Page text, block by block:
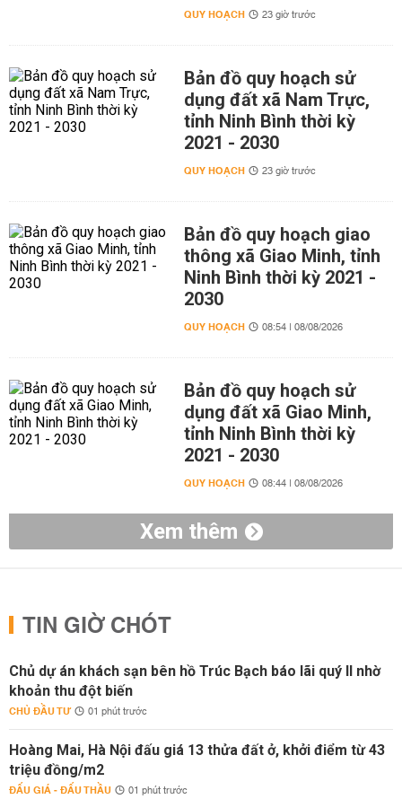
QUY HOẠCH 23 giờ trước
Bản đồ quy hoạch sử
dụng đất xã Nam Trực,
tỉnh Ninh Bình thời kỳ
2021 - 2030
QUY HOẠCH 23 giờ trước
Bản đồ quy hoạch giao
thông xã Giao Minh, tỉnh
Ninh Bình thời kỳ 2021 -
2030
QUY HOẠCH 08:54 | 08/08/2026
Bản đồ quy hoạch sử
dụng đất xã Giao Minh,
tỉnh Ninh Bình thời kỳ
2021 - 2030
QUY HOẠCH 08:44 | 08/08/2026
Xem thêm
TIN GIỜ CHÓT
Chủ dự án khách sạn bên hồ Trúc Bạch báo lãi quý II nhờ
khoản thu đột biến
CHỦ ĐẦU TƯ 01 phút trước
Hoàng Mai, Hà Nội đấu giá 13 thửa đất ở, khởi điểm từ 43
triệu đồng/m2
ĐẤU GIÁ - ĐẤU THẦU 01 phút trước